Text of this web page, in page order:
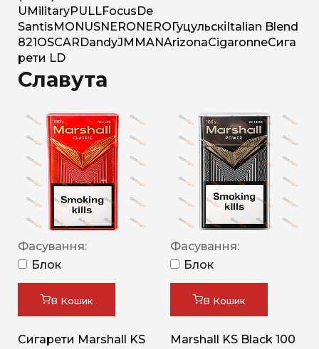
U MilitaryPULLFocus De
Santis MONUSNERO NERO Гуцульскі Italian Blend
821 OSCAR DandyJM MANArizonaCigaronneСига
рети LD
Славута
Фасування:
Блок
В Кошик
Сигарети Marshall KS
Фасування:
Блок
В Кошик
Marshall KS Black 100